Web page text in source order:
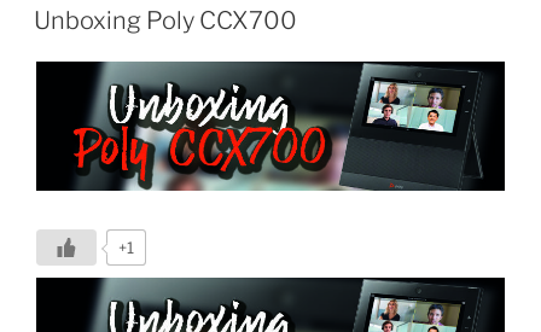
AM
Unboxing Poly CCX700
+1